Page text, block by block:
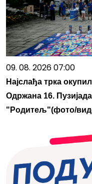
09. 08. 2026 07:00
Најслађа трка
Одржана 16.
"Родитељ"(фото/